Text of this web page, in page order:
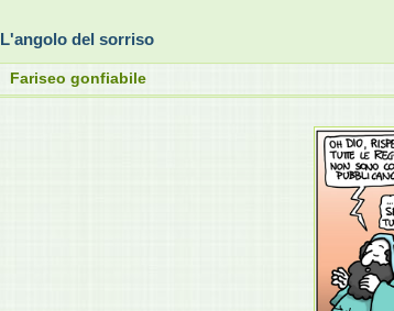
L'angolo del sorriso
Fariseo gonfiabile